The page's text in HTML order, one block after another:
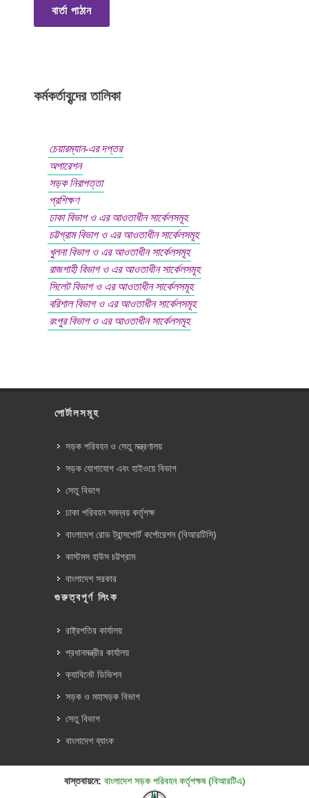
বার্তা পাঠান
কর্মকর্তাবৃন্দের তালিকা
চেয়ারম্যান-এর দপ্তর
অপারেশন
সড়ক নিরাপত্তা
প্রশিক্ষণ
ঢাকা বিভাগ ও এর আওতাধীন সার্কেলসমূহ
চট্টগ্রাম বিভাগ ও এর আওতাধীন সার্কেলসমূহ
খুলনা বিভাগ ও এর আওতাধীন সার্কেলসমূহ
রাজশাহী বিভাগ ও এর আওতাধীন সার্কেলসমূহ
সিলেট বিভাগ ও এর আওতাধীন সার্কেলসমূহ
বরিশাল বিভাগ ও এর আওতাধীন সার্কেলসমূহ
রংপুর বিভাগ ও এর আওতাধীন সার্কেলসমূহ
পোর্টালসমূহ
সড়ক পরিবহন ও সেতু মন্ত্রণালয়
সড়ক যোগাযোগ এবং হাইওয়ে বিভাগ
সেতু বিভাগ
ঢাকা পরিবহন সমন্বয় কর্তৃপক্ষ
বাংলাদেশ রোড ট্রান্সপোর্ট কর্পোরেশন (বিআরটিসি)
কাস্টমস হাউস চট্টগ্রাম
বাংলাদেশ সরকার
গুরুত্বপূর্ণ লিংক
রাষ্ট্রপতির কার্যালয়
প্রধানমন্ত্রীর কার্যালয়
ক্যাবিনেট ডিভিশন
সড়ক ও মহাসড়ক বিভাগ
সেতু বিভাগ
বাংলাদেশ ব্যাংক
বাস্তবায়নে: বাংলাদেশ সড়ক পরিবহন কর্তৃপক্ষ (বিআরটিএ)